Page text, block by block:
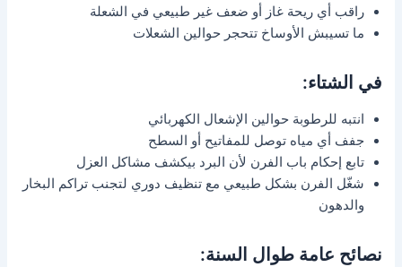
راقب أي ريحة غاز أو ضعف غير طبيعي في الشعلة
ما تسيبش الأوساخ تتحجر حوالين الشعلات
في الشتاء:
انتبه للرطوبة حوالين الإشعال الكهربائي
جفف أي مياه توصل للمفاتيح أو السطح
تابع إحكام باب الفرن لأن البرد بيكشف مشاكل العزل
شغّل الفرن بشكل طبيعي مع تنظيف دوري لتجنب تراكم البخار
والدهون
نصائح عامة طوال السنة: